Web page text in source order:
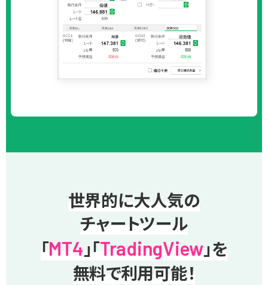
世界的に大人気の
チャートツール
「MT4 」「TradingView」を
無料で利用可能！